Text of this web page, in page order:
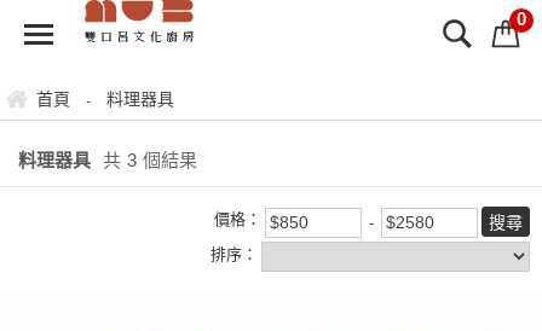
0
首頁 - 料理器具
料理器具 共 3 個結果
價格：
排序：